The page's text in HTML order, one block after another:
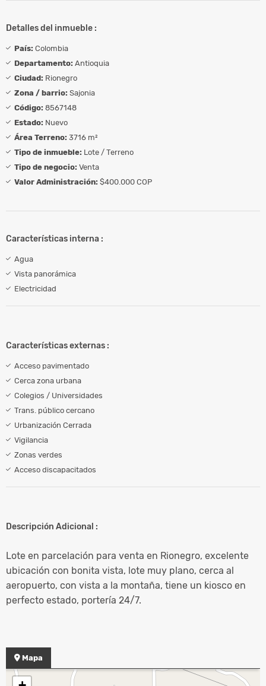
Detalles del inmueble :
País: Colombia
Departamento: Antioquia
Ciudad: Rionegro
Zona / barrio: Sajonia
Código: 8567148
Estado: Nuevo
Área Terreno: 3716 m²
Tipo de inmueble: Lote / Terreno
Tipo de negocio: Venta
Valor Administración: $400.000 COP
Características interna :
Agua
Vista panorámica
Electricidad
Características externas :
Acceso pavimentado
Cerca zona urbana
Colegios / Universidades
Trans. público cercano
Urbanización Cerrada
Vigilancia
Zonas verdes
Acceso discapacitados
Descripción Adicional :
Lote en parcelación para venta en Rionegro, excelente
ubicación con bonita vista, lote muy plano, cerca al
aeropuerto, con vista a la montaña, tiene un kiosco en
perfecto estado, portería 24/7.
Mapa